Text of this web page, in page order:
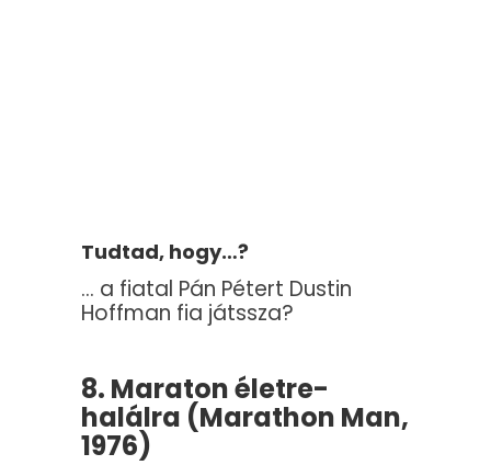
Tudtad, hogy…?
… a fiatal Pán Pétert Dustin
Hoffman fia játssza?
8. Maraton életre-
halálra (Marathon Man,
1976)